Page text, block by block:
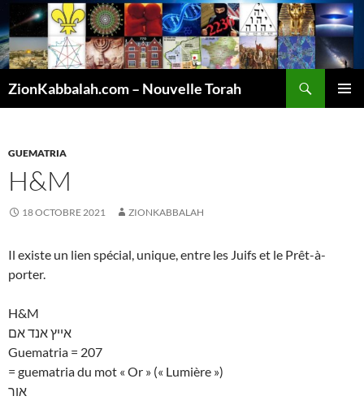
ZionKabbalah.com – Nouvelle Torah
GUEMATRIA
H&M
18 OCTOBRE 2021 ZIONKABBALAH
Il existe un lien spécial, unique, entre les Juifs et le Prêt-à-
porter.
H&M
אייץ אנד אם
Guematria = 207
= guematria du mot « Or » (« Lumière »)
אור